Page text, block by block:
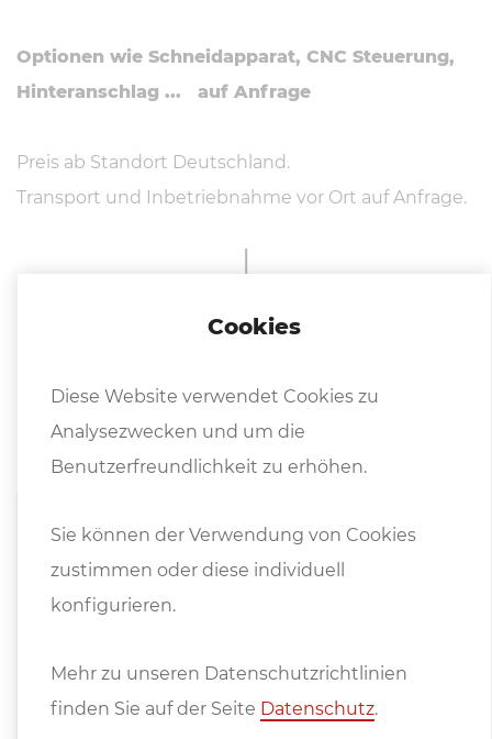
Optionen wie Schneidapparat, CNC Steuerung,
Hinteranschlag ... auf Anfrage
Preis ab Standort Deutschland.
Transport und Inbetriebnahme vor Ort auf Anfrage.
Weitere In­for­ma­tio­nen
Prospekte
Katalog Biegemaster Langabkantmaschi
Biegemaster DURA - Zubehör
Cookies
Diese Website verwendet Cookies zu
Analysezwecken und um die
Benutzerfreundlichkeit zu erhöhen.
Sie können der Verwendung von Cookies
zustimmen oder diese individuell
konfigurieren.
Mehr zu unseren Datenschutzrichtlinien
finden Sie auf der Seite Datenschutz.